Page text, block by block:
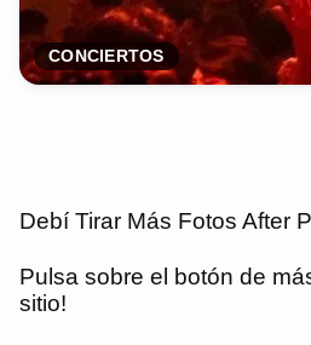
CONCIERTOS
Debí Tirar Más Fotos After
Pulsa sobre el botón de
sitio!